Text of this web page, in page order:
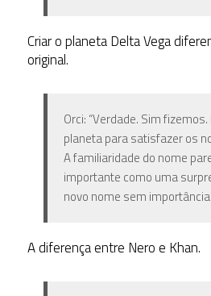
Criar o planeta Delta Vega
original.
Orci: “Verdade. Sim
planeta para satisfazer os
A familiaridade do nome
importante como uma
novo nome sem
A diferença entre Nero e Khan.